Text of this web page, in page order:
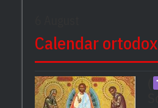
Calendar ortodox